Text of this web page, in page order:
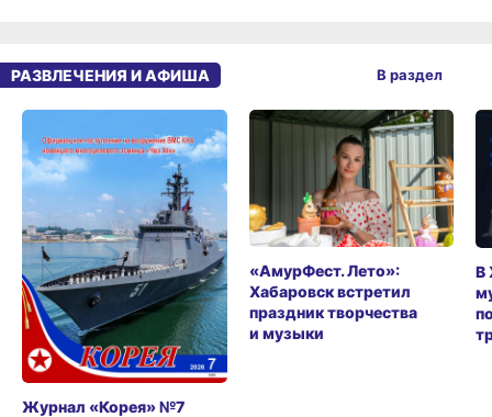
РАЗВЛЕЧЕНИЯ И АФИША
Журнал «Корея» №7
«АмурФест. Лето»:
Хабаровск встретил
праздник творчества
и музыки
В
В раздел